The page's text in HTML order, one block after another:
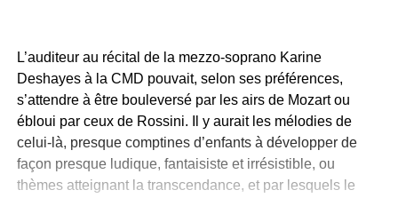
L’auditeur au récital de la mezzo-soprano Karine
Deshayes à la CMD pouvait, selon ses préférences,
s’attendre à être bouleversé par les airs de Mozart ou
ébloui par ceux de Rossini. Il y aurait les mélodies de
celui-là, presque comptines d’enfants à développer de
façon presque ludique, fantaisiste et irrésistible, ou
thèmes atteignant la transcendance, et par lesquels le